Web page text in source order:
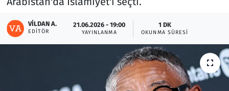
VILDAN A.
EDITÖR
21.06.2026 - 19:00
YAYINLANMA
1 DK
OKUNMA SÜRESI
Otomobil